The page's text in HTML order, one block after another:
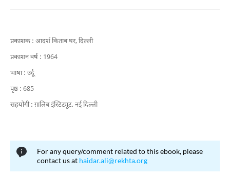
प्रकाशक : आदर्श किताब घर, दिल्ली
प्रकाशन वर्ष : 1964
भाषा : उर्दू
पृष्ठ : 685
सहयोगी : ग़ालिब इंस्टिट्यूट, नई दिल्ली
For any query/comment related to this ebook, please
contact us at haidar.ali@rekhta.org